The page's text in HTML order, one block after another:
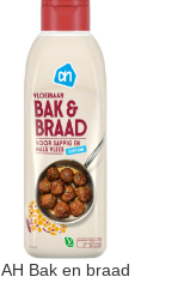
AH Bak en braad